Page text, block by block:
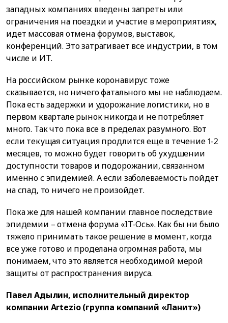
западных компаниях введены запреты или
ограничения на поездки и участие в мероприятиях,
идет массовая отмена форумов, выставок,
конференций. Это затрагивает все индустрии, в том
числе и ИТ.
На российском рынке коронавирус тоже
сказывается, но ничего фатального мы не наблюдаем.
Пока есть задержки и удорожание логистики, но в
первом квартале рынок никогда и не потребляет
много. Так что пока все в пределах разумного. Вот
если текущая ситуация продлится еще в течение 1-2
месяцев, то можно будет говорить об ухудшении
доступности товаров и подорожании, связанном
именно с эпидемией. А если заболеваемость пойдет
на спад, то ничего не произойдет.
Пока же для нашей компании главное последствие
эпидемии – отмена форума «IT-Ось». Как бы ни было
тяжело принимать такое решение в момент, когда
все уже готово и проделана огромная работа, мы
понимаем, что это является необходимой мерой
защиты от распространения вируса.
Павел Адылин, исполнительный директор
компании Artezio (группа компаний «Ланит»)